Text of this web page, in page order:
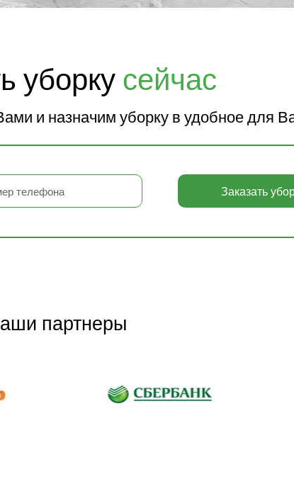
уборкусейчас
и назначим уборку в удобное для
Заказать
партнеры